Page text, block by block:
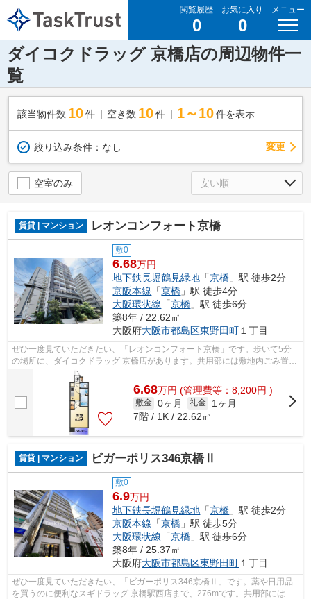
閲覧履歴
0
お気に入り
0
メニュー
ダイコクドラッグ 京橋店の周辺物件一
覧
該当物件数 10件 空き数 10 件 1～10 件を表示
絞り込み条件： なし 変更
空室のみ
賃貸 | マンション レオンコンフォート京橋
敷0
6.68万円
地下鉄長堀鶴見緑地 「京橋 」駅 徒歩2分
京阪本線 「京橋 」駅 徒歩4分
大阪環状線 「京橋 」駅 徒歩6分
築8年 / 22.62㎡
大阪府大阪市都島区東野田町 １丁目
ぜひ一度見ていただきたい、「レオンコンフォート京橋」です。歩いて5分
の場所に、ダイコクドラッグ 京橋店があります。共用部には敷地内ごみ置き
場・エレベータなど様々な設備やサー...
6.68万円 (管理費等：8,200円 )
敷金 0ヶ月 礼金
1ヶ月
7階 / 1K / 22.62㎡
賃貸 | マンション ビガーポリス346京橋Ⅱ
敷0
6.9万円
地下鉄長堀鶴見緑地 「京橋 」駅 徒歩2分
京阪本線 「京橋 」駅 徒歩5分
大阪環状線 「京橋 」駅 徒歩6分
築8年 / 25.37㎡
大阪府大阪市都島区東野田町 １丁目
ぜひ一度見ていただきたい、「ビガーポリス346京橋Ⅱ」です。薬や日用品
を買うのに便利なスギドラッグ 京橋駅西店まで、276mです。共用部にはエ